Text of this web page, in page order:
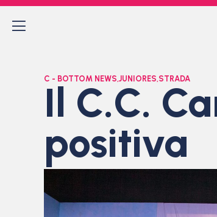
C - BOTTOM NEWS,JUNIORES,STRADA
Il C.C.
positiva